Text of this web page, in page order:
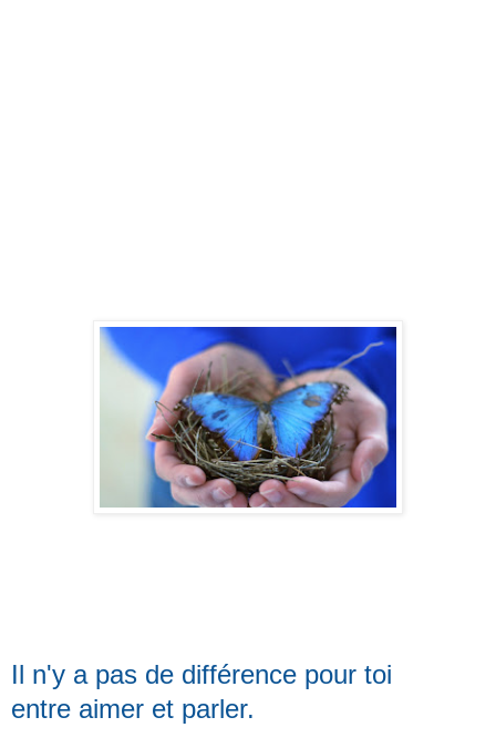
Il n'y a pas de différence pour toi
entre aimer et parler.